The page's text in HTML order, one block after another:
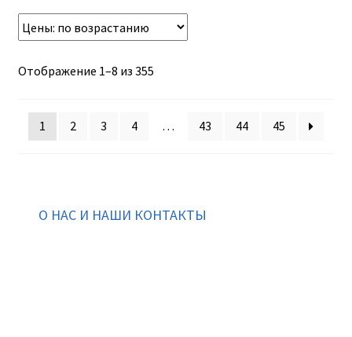
Отображение 1–8 из 355
1 2 3 4 … 43 44 45
О НАС И НАШИ КОНТАКТЫ